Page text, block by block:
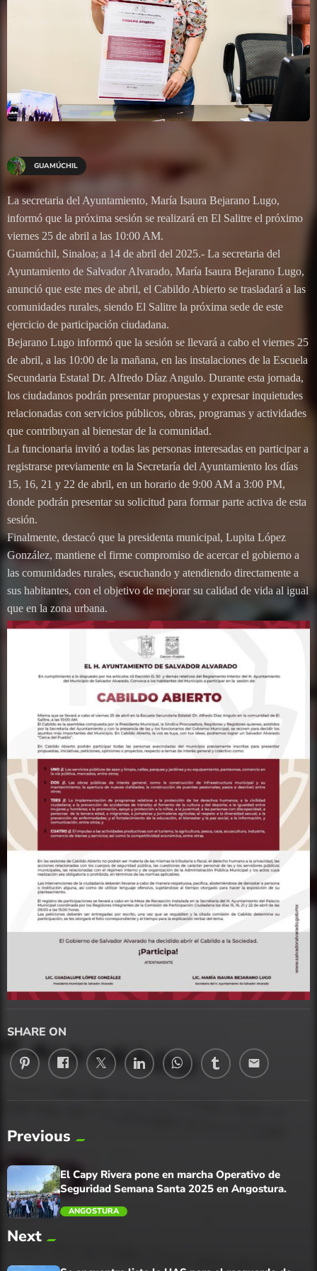
GUAMÚCHIL
La secretaria del Ayuntamiento, María Isaura Bejarano Lugo,
informó que la próxima sesión se realizará en El Salitre el próximo
viernes 25 de abril a las 10:00 AM.
Guamúchil, Sinaloa; a 14 de abril del 2025.- La secretaria del
Ayuntamiento de Salvador Alvarado, María Isaura Bejarano Lugo,
anunció que este mes de abril, el Cabildo Abierto se trasladará a las
comunidades rurales, siendo El Salitre la próxima sede de este
ejercicio de participación ciudadana.
Bejarano Lugo informó que la sesión se llevará a cabo el viernes 25
de abril, a las 10:00 de la mañana, en las instalaciones de la Escuela
Secundaria Estatal Dr. Alfredo Díaz Angulo. Durante esta jornada,
los ciudadanos podrán presentar propuestas y expresar inquietudes
relacionadas con servicios públicos, obras, programas y actividades
que contribuyan al bienestar de la comunidad.
La funcionaria invitó a todas las personas interesadas en participar a
registrarse previamente en la Secretaría del Ayuntamiento los días
15, 16, 21 y 22 de abril, en un horario de 9:00 AM a 3:00 PM,
donde podrán presentar su solicitud para formar parte activa de esta
sesión.
Finalmente, destacó que la presidenta municipal, Lupita López
González, mantiene el firme compromiso de acercar el gobierno a
las comunidades rurales, escuchando y atendiendo directamente a
sus habitantes, con el objetivo de mejorar su calidad de vida al igual
que en la zona urbana.
SHARE ON
email
Previous
El Capy Rivera pone en marcha Operativo de
Seguridad Semana Santa 2025 en Angostura.
ANGOSTURA
Next